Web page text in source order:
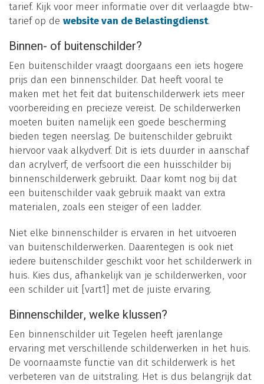
tarief. Kijk voor meer informatie over dit verlaagde btw-
tarief op de website van de Belastingdienst.
Binnen- of buitenschilder?
Een buitenschilder vraagt doorgaans een iets hogere
prijs dan een binnenschilder. Dat heeft vooral te
maken met het feit dat buitenschilderwerk iets meer
voorbereiding en precieze vereist. De schilderwerken
moeten buiten namelijk een goede bescherming
bieden tegen neerslag. De buitenschilder gebruikt
hiervoor vaak alkydverf. Dit is iets duurder in aanschaf
dan acrylverf, de verfsoort die een huisschilder bij
binnenschilderwerk gebruikt. Daar komt nog bij dat
een buitenschilder vaak gebruik maakt van extra
materialen, zoals een steiger of een ladder.
Niet elke binnenschilder is ervaren in het uitvoeren
van buitenschilderwerken. Daarentegen is ook niet
iedere buitenschilder geschikt voor het schilderwerk in
huis. Kies dus, afhankelijk van je schilderwerken, voor
een schilder uit [vart1] met de juiste ervaring.
Binnenschilder, welke klussen?
Een binnenschilder uit Tegelen heeft jarenlange
ervaring met verschillende schilderwerken in het huis.
De voornaamste functie van dit schilderwerk is het
verbeteren van de uitstraling. Het is dus belangrijk dat